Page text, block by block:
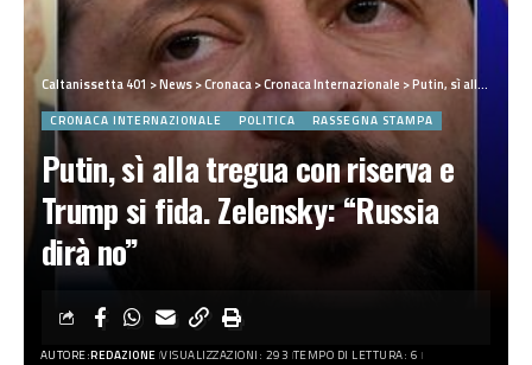
Caltanissetta 401 >News>Cronaca>Cronaca Internazionale >Putin, sì alla tregua con riserva e Trump si fida. Zelensky: “Russia dirà no”
CRONACA INTERNAZIONALE POLITICA RASSEGNA STAMPA
Putin, sì alla tregua con riserva e
Trump si fida. Zelensky: “Russia
dirà no”
AUTORE:REDAZIONE VISUALIZZAZIONI: 293 TEMPO DI LETTURA: 6